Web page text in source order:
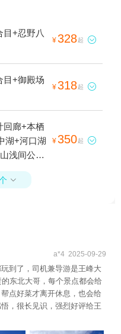
目+忍野八
¥328起 
目+御殿场
¥318起 
回廊+本栖
湖+河口湖
浅间公园1
¥350起 

a*4 2025-09-29
到了，司机兼导游是王峰大
东北大哥，每个景点都会给
点好菜才离开休息，也会给
，很长见识，强烈好评给王